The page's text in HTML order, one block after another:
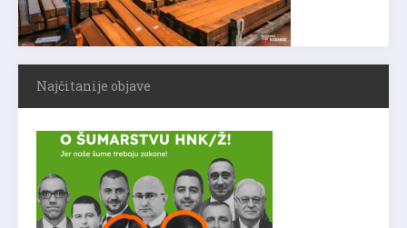
Najčitanije objave